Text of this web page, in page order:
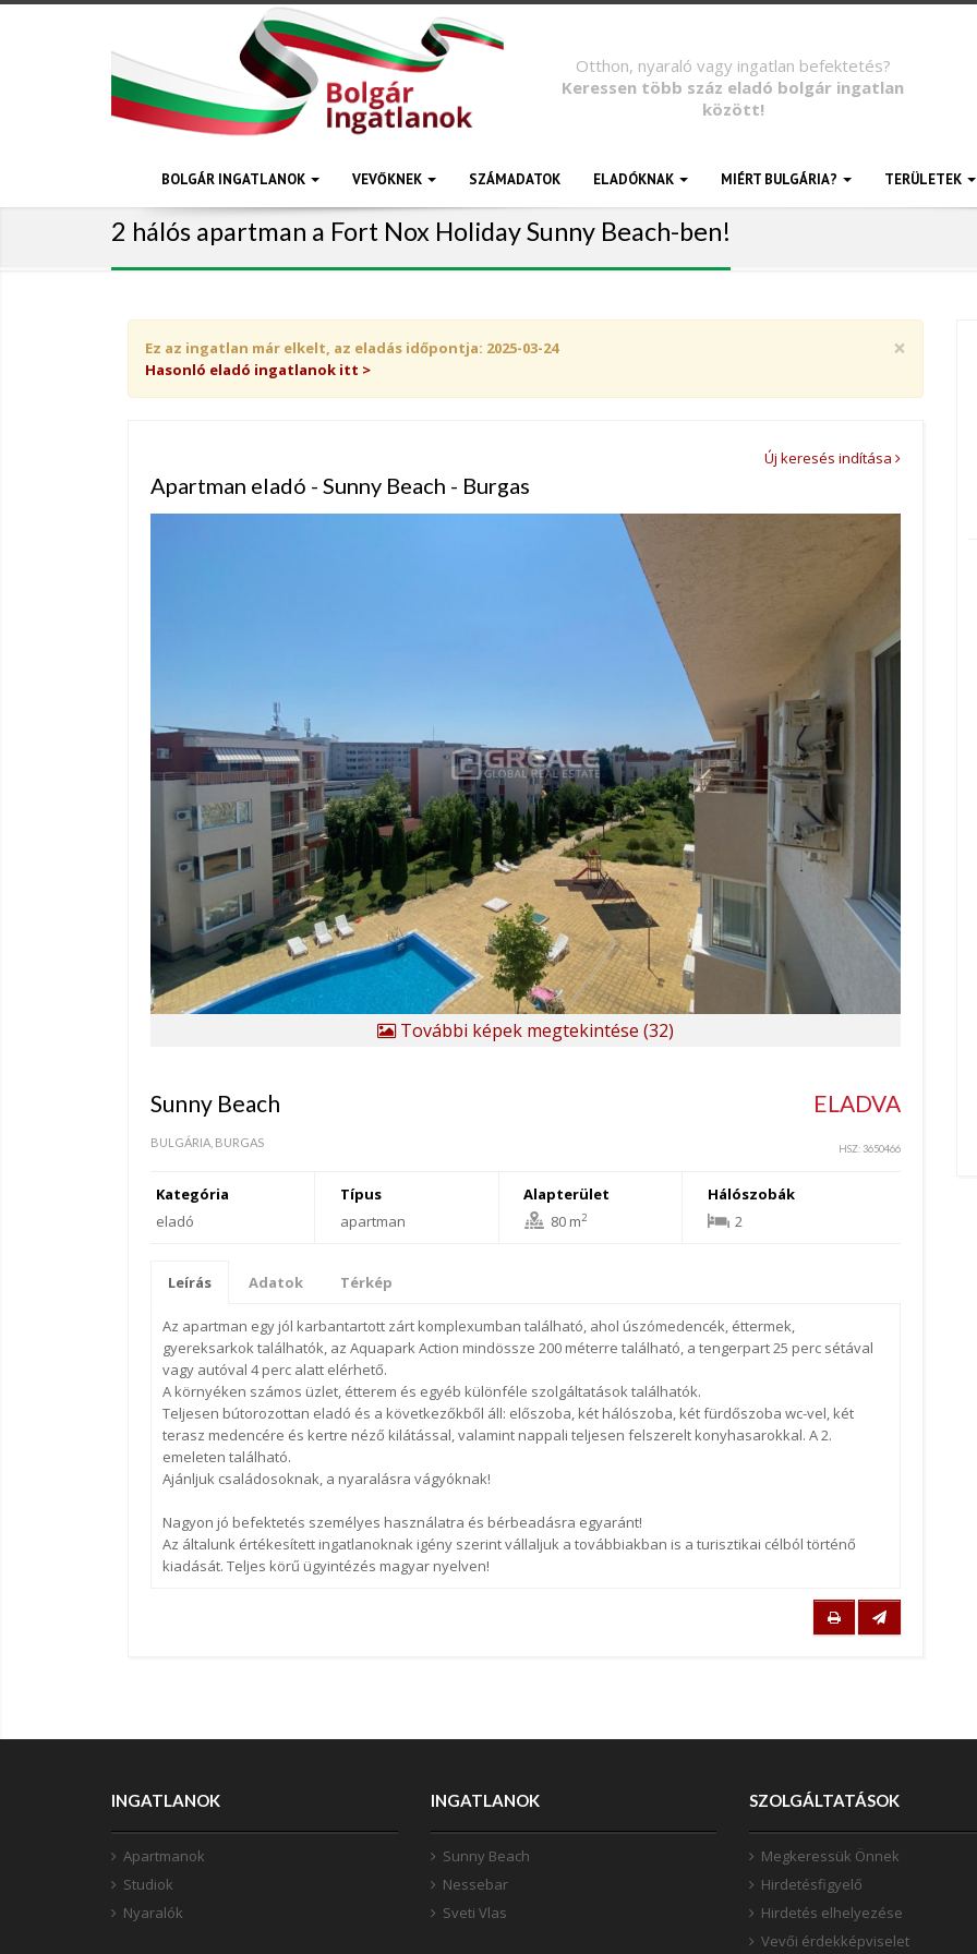
Otthon, nyaraló vagy ingatlan befektetés?
Keressen több száz eladó bolgár ingatlan
között!
BOLGÁR INGATLANOK VEVŐKNEK SZÁMADATOK ELADÓKNAK MIÉRT BULGÁRIA? TERÜLETEK
2 hálós apartman a Fort Nox Holiday Sunny Beach-ben!
×
Ez az ingatlan már elkelt, az eladás időpontja: 2025-03-24
Hasonló eladó ingatlanok itt >
Új keresés indítása
Apartman eladó - Sunny Beach - Burgas
További képek megtekintése (32)
ELADVA
Sunny Beach
HSZ: 3650466
BULGÁRIA, BURGAS
Kategória
eladó
Típus
apartman
Alapterület
80 m2
Hálószobák
2
Leírás Adatok Térkép
Az apartman egy jól karbantartott zárt komplexumban található, ahol úszómedencék, éttermek,
gyereksarkok találhatók, az Aquapark Action mindössze 200 méterre található, a tengerpart 25 perc sétával
vagy autóval 4 perc alatt elérhető.
A környéken számos üzlet, étterem és egyéb különféle szolgáltatások találhatók.
Teljesen bútorozottan eladó és a következőkből áll: előszoba, két hálószoba, két fürdőszoba wc-vel, két
terasz medencére és kertre néző kilátással, valamint nappali teljesen felszerelt konyhasarokkal. A 2.
emeleten található.
Ajánljuk családosoknak, a nyaralásra vágyóknak!
Nagyon jó befektetés személyes használatra és bérbeadásra egyaránt!
Az általunk értékesített ingatlanoknak igény szerint vállaljuk a továbbiakban is a turisztikai célból történő
kiadását. Teljes körű ügyintézés magyar nyelven!
INGATLANOK
Apartmanok
Studiok
Nyaralók
INGATLANOK
Sunny Beach
Nessebar
Sveti Vlas
SZOLGÁLTATÁSOK
Megkeressük Önnek
Hirdetésfigyelő
Hirdetés elhelyezése
Vevői érdekképviselet